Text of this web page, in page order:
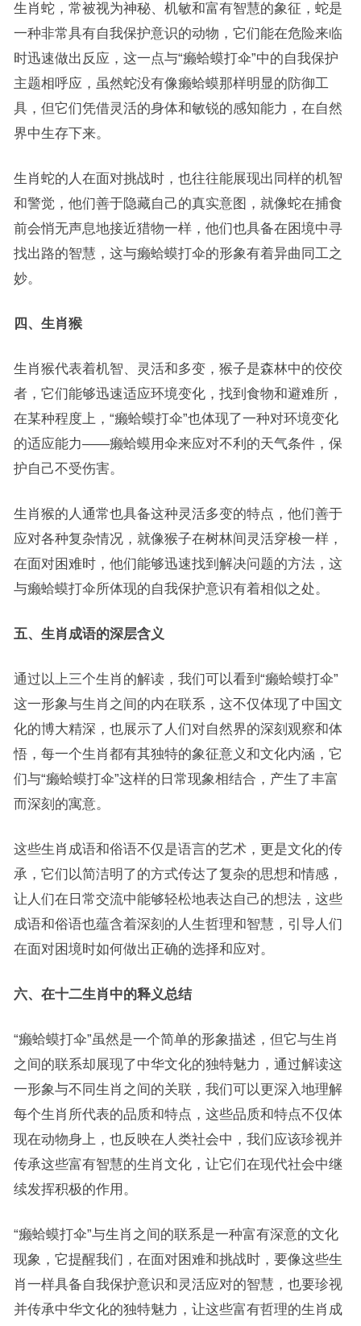
生肖蛇，常被视为神秘、机敏和富有智慧的象征，蛇是
一种非常具有自我保护意识的动物，它们能在危险来临
时迅速做出反应，这一点与“癞蛤蟆打伞”中的自我保护
主题相呼应，虽然蛇没有像癞蛤蟆那样明显的防御工
具，但它们凭借灵活的身体和敏锐的感知能力，在自然
界中生存下来。
生肖蛇的人在面对挑战时，也往往能展现出同样的机智
和警觉，他们善于隐藏自己的真实意图，就像蛇在捕食
前会悄无声息地接近猎物一样，他们也具备在困境中寻
找出路的智慧，这与癞蛤蟆打伞的形象有着异曲同工之
妙。
四、生肖猴
生肖猴代表着机智、灵活和多变，猴子是森林中的佼佼
者，它们能够迅速适应环境变化，找到食物和避难所，
在某种程度上，“癞蛤蟆打伞”也体现了一种对环境变化
的适应能力——癞蛤蟆用伞来应对不利的天气条件，保
护自己不受伤害。
生肖猴的人通常也具备这种灵活多变的特点，他们善于
应对各种复杂情况，就像猴子在树林间灵活穿梭一样，
在面对困难时，他们能够迅速找到解决问题的方法，这
与癞蛤蟆打伞所体现的自我保护意识有着相似之处。
五、生肖成语的深层含义
通过以上三个生肖的解读，我们可以看到“癞蛤蟆打伞”
这一形象与生肖之间的内在联系，这不仅体现了中国文
化的博大精深，也展示了人们对自然界的深刻观察和体
悟，每一个生肖都有其独特的象征意义和文化内涵，它
们与“癞蛤蟆打伞”这样的日常现象相结合，产生了丰富
而深刻的寓意。
这些生肖成语和俗语不仅是语言的艺术，更是文化的传
承，它们以简洁明了的方式传达了复杂的思想和情感，
让人们在日常交流中能够轻松地表达自己的想法，这些
成语和俗语也蕴含着深刻的人生哲理和智慧，引导人们
在面对困境时如何做出正确的选择和应对。
六、在十二生肖中的释义总结
“癞蛤蟆打伞”虽然是一个简单的形象描述，但它与生肖
之间的联系却展现了中华文化的独特魅力，通过解读这
一形象与不同生肖之间的关联，我们可以更深入地理解
每个生肖所代表的品质和特点，这些品质和特点不仅体
现在动物身上，也反映在人类社会中，我们应该珍视并
传承这些富有智慧的生肖文化，让它们在现代社会中继
续发挥积极的作用。
“癞蛤蟆打伞”与生肖之间的联系是一种富有深意的文化
现象，它提醒我们，在面对困难和挑战时，要像这些生
肖一样具备自我保护意识和灵活应对的智慧，也要珍视
并传承中华文化的独特魅力，让这些富有哲理的生肖成